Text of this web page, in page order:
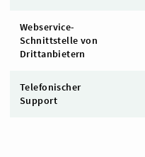
Webservice-
Schnittstelle von
Drittanbietern
Telefonischer
Support